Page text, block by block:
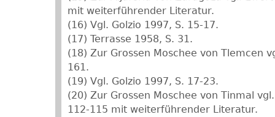
mit weiterführender Literatur.
(16) Vgl. Golzio 1997, S. 15-17.
(17) Terrasse 1958, S. 31.
(18) Zur Grossen Moschee von Tlemcen
161.
(19) Vgl. Golzio 1997, S. 17-23.
(20) Zur Grossen Moschee von Tinmal
112-115 mit weiterführender Literatur.